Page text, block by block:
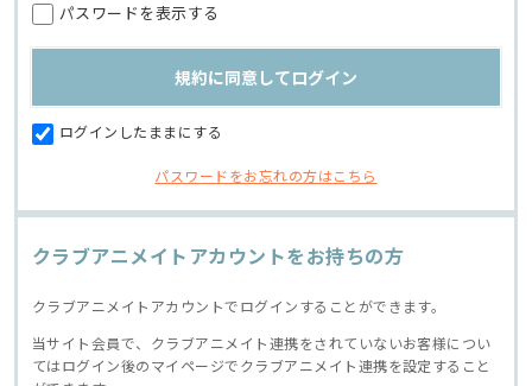
パスワードを表示する
ログインしたままにする
パスワードをお忘れの方はこちら
クラブアニメイトアカウントをお持ちの方
クラブアニメイトアカウントでログインすることができます。
当サイト会員で、クラブアニメイト連携をされていないお客様につい
てはログイン後のマイページでクラブアニメイト連携を設定すること